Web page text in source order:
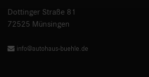
Dottinger Straße 81
72525 Münsingen
info@autohaus-buehle.de